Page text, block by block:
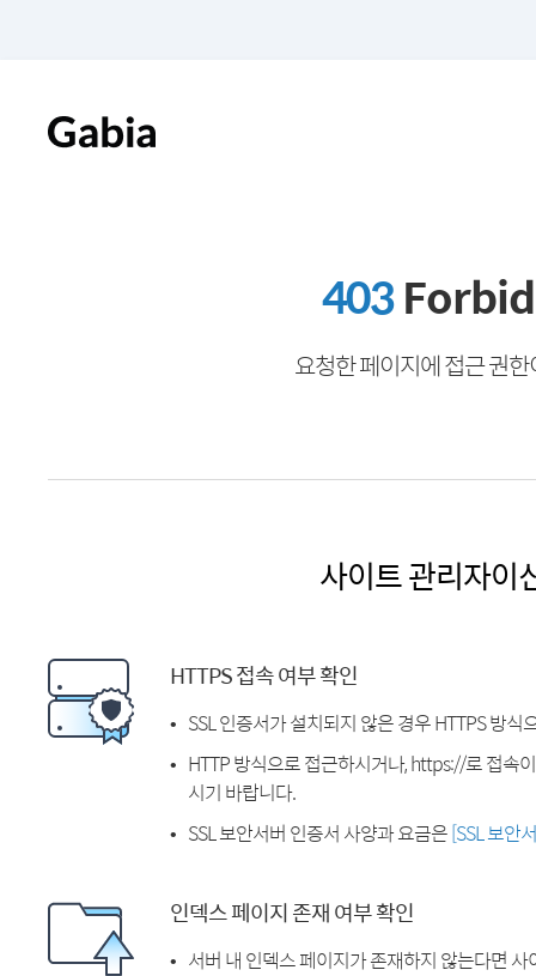
403
요청한 페이지에 접근 권
사이트 관리자이
HTTPS 접속 여부 확인
SSL 인증서가 설치되지 않은 경우 HTTPS 방식
HTTP 방식으로 접근하시거나, https://로 접속
시기 바랍니다.
SSL 보안서버 인증서 사양과 요금은[SSL 보안
인덱스 페이지 존재 여부 확인
서버 내 인덱스 페이지가 존재하지 않는다면